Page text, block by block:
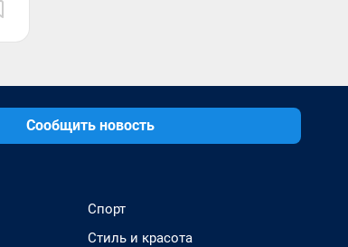
Сообщить новость
Спорт
Стиль и красота